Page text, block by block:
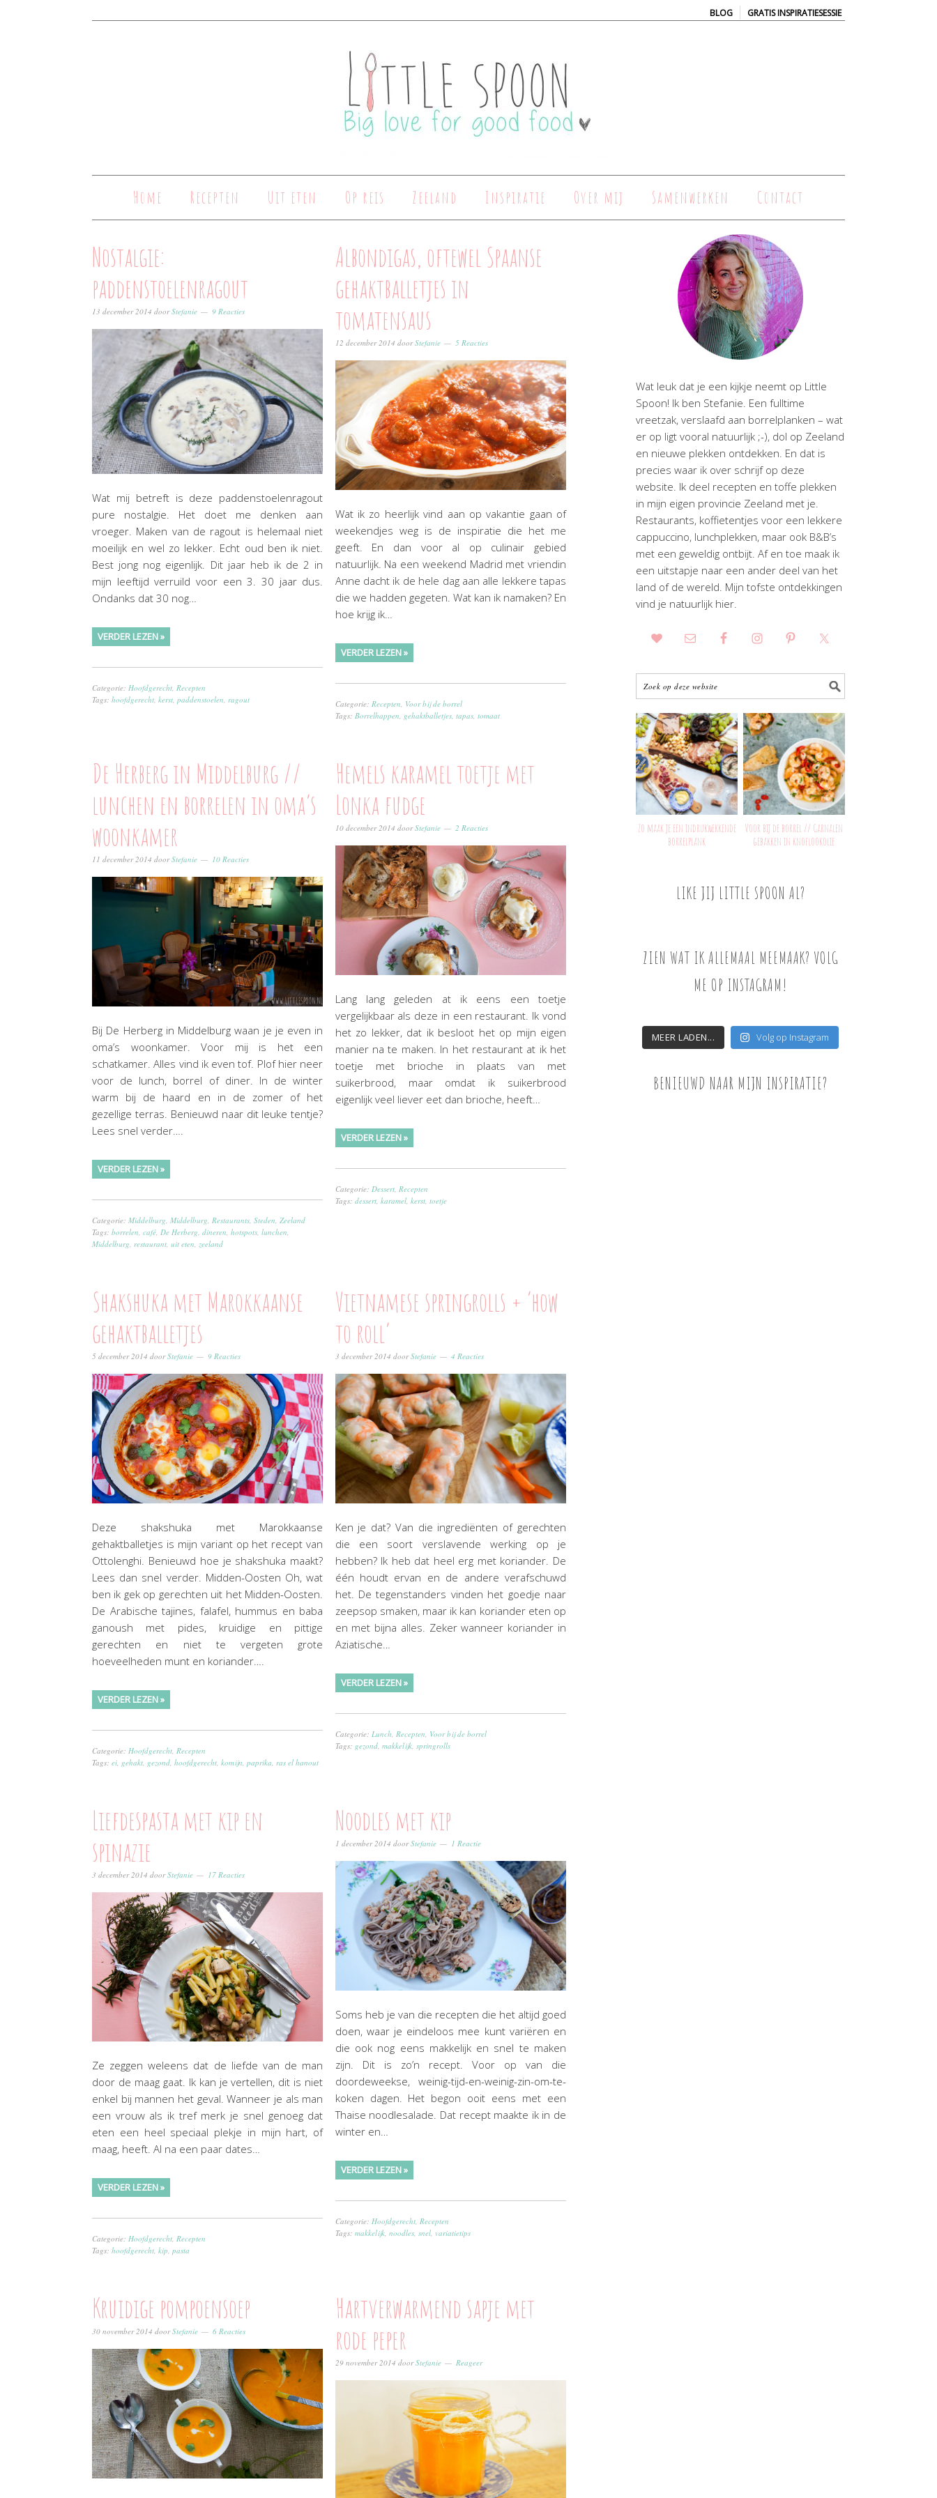
BLOG | GRATIS INSPIRATIESESSIE
Home Recepten Uit eten Op reis Zeeland Inspiratie Over mij Samenwerken Contact
Nostalgie:
paddenstoelenragout
13 december 2014 doorStefanie 9 Reacties
Wat mij betreft is deze paddenstoelenragout
pure nostalgie. Het doet me denken aan
vroeger. Maken van de ragout is helemaal niet
moeilijk en wel zo lekker. Echt oud ben ik niet.
Best jong nog eigenlijk. Dit jaar heb ik de 2 in
mijn leeftijd verruild voor een 3. 30 jaar dus.
Ondanks dat 30 nog…
VERDER LEZEN »
Categorie: Hoofdgerecht, Recepten
Tags: hoofdgerecht, kerst, paddenstoelen, ragout
Albondigas, oftewel Spaanse
gehaktballetjes in
tomatensaus
12 december 2014 doorStefanie 5 Reacties
Wat ik zo heerlijk vind aan op vakantie gaan of
weekendjes weg is de inspiratie die het me
geeft. En dan voor al op culinair gebied
natuurlijk. Na een weekend Madrid met vriendin
Anne dacht ik de hele dag aan alle lekkere tapas
die we hadden gegeten. Wat kan ik namaken? En
hoe krijg ik…
VERDER LEZEN »
Categorie: Recepten, Voor bij de borrel
Tags: Borrelhappen, gehaktballetjes, tapas, tomaat
De Herberg in Middelburg //
lunchen en borrelen in oma’s
woonkamer
11 december 2014 doorStefanie 10 Reacties
Bij De Herberg in Middelburg waan je je even in
oma’s woonkamer. Voor mij is het een
schatkamer. Alles vind ik even tof. Plof hier neer
voor de lunch, borrel of diner. In de winter
warm bij de haard en in de zomer of het
gezellige terras. Benieuwd naar dit leuke tentje?
Lees snel verder….
VERDER LEZEN »
Categorie: Middelburg, Middelburg, Restaurants, Steden, Zeeland
Tags: borrelen, café, De Herberg, dineren, hotspots, lunchen,
Middelburg, restaurant, uit eten, zeeland
Hemels karamel toetje met
Lonka fudge
10 december 2014 doorStefanie 2 Reacties
Lang lang geleden at ik eens een toetje
vergelijkbaar als deze in een restaurant. Ik vond
het zo lekker, dat ik besloot het op mijn eigen
manier na te maken. In het restaurant at ik het
toetje met brioche in plaats van met
suikerbrood, maar omdat ik suikerbrood
eigenlijk veel liever eet dan brioche, heeft…
VERDER LEZEN »
Categorie: Dessert, Recepten
Tags: dessert, karamel, kerst, toetje
Shakshuka met Marokkaanse
gehaktballetjes
5 december 2014 doorStefanie 9 Reacties
Deze shakshuka met Marokkaanse
gehaktballetjes is mijn variant op het recept van
Ottolenghi. Benieuwd hoe je shakshuka maakt?
Lees dan snel verder. Midden-Oosten Oh, wat
ben ik gek op gerechten uit het Midden-Oosten.
De Arabische tajines, falafel, hummus en baba
ganoush met pides, kruidige en pittige
gerechten en niet te vergeten grote
hoeveelheden munt en koriander….
VERDER LEZEN »
Categorie: Hoofdgerecht, Recepten
Tags: ei, gehakt, gezond, hoofdgerecht, komijn, paprika, ras el hanout
Vietnamese springrolls + ‘how
to roll’
3 december 2014 doorStefanie 4 Reacties
Ken je dat? Van die ingrediënten of gerechten
die een soort verslavende werking op je
hebben? Ik heb dat heel erg met koriander. De
één houdt ervan en de andere verafschuwd
het. De tegenstanders vinden het goedje naar
zeepsop smaken, maar ik kan koriander eten op
en met bijna alles. Zeker wanneer koriander in
Aziatische…
VERDER LEZEN »
Categorie: Lunch, Recepten, Voor bij de borrel
Tags: gezond, makkelijk, springrolls
Liefdespasta met kip en
spinazie
3 december 2014 doorStefanie 17 Reacties
Ze zeggen weleens dat de liefde van de man
door de maag gaat. Ik kan je vertellen, dit is niet
enkel bij mannen het geval. Wanneer je als man
een vrouw als ik tref merk je snel genoeg dat
eten een heel speciaal plekje in mijn hart, of
maag, heeft. Al na een paar dates…
VERDER LEZEN »
Categorie: Hoofdgerecht Recepten
Tags: hoofdgerecht kip pasta
Noodles met kip
1 december 2014 doorStefanie 1 Reactie
Soms heb je van die recepten die het altijd goed
doen, waar je eindeloos mee kunt variëren en
die ook nog eens makkelijk en snel te maken
zijn. Dit is zo’n recept. Voor op van die
doordeweekse, weinig-tijd-en-weinig-zin-om-te-
koken dagen. Het begon ooit eens met een
Thaise noodlesalade. Dat recept maakte ik in de
winter en…
VERDER LEZEN »
Categorie: Hoofdgerecht, Recepten
Tags: makkelijk, noodles, snel, variatietips
Kruidige pompoensoep
30 november 2014 doorStefanie 6 Reacties
Hartverwarmend sapje met
rode peper
29 november 2014 doorStefanie Reageer
Wat leuk dat je een kijkje neemt op Little
Spoon! Ik ben Stefanie. Een fulltime
vreetzak, verslaafd aan borrelplanken – wat
er op ligt vooral natuurlijk ;-), dol op Zeeland
en nieuwe plekken ontdekken. En dat is
precies waar ik over schrijf op deze
website. Ik deel recepten en toffe plekken
in mijn eigen provincie Zeeland met je.
Restaurants, koffietentjes voor een lekkere
cappuccino, lunchplekken, maar ook B&B’s
met een geweldig ontbijt. Af en toe maak ik
een uitstapje naar een ander deel van het
land of de wereld. Mijn tofste ontdekkingen
vind je natuurlijk hier.
Zo maak je een indrukwekkende
borrelplank
Voor bij de borrel // Garnalen
gebakken in knoflookolie
LIKE JIJ LITTLE SPOON AL?
ZIEN WAT IK ALLEMAAL MEEMAAK? VOLG
ME OP INSTAGRAM!
MEER LADEN... Volg op Instagram
BENIEUWD NAAR MIJN INSPIRATIE?